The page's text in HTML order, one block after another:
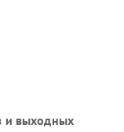
и выходных